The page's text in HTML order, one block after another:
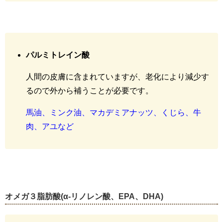
パルミトレイン酸
人間の皮膚に含まれていますが、老化により減少す
るので外から補うことが必要です。
馬油、ミンク油、マカデミアナッツ、くじら、牛
肉、アユなど
オメガ３脂肪酸(α-リノレン酸、 EPA、 DHA)